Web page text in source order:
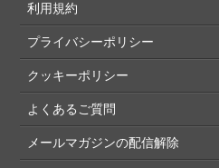
利用規約
プライバシーポリシー
クッキーポリシー
よくあるご質問
メールマガジンの配信解除